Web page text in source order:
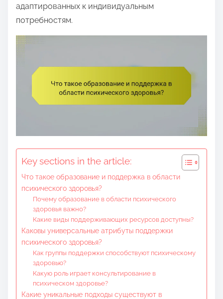
адаптированных к индивидуальным
потребностям.
Key sections in the article:
Что такое образование и поддержка в области
психического здоровья?
Почему образование в области психического
здоровья важно?
Какие виды поддерживающих ресурсов доступны?
Каковы универсальные атрибуты поддержки
психического здоровья?
Как группы поддержки способствуют психическому
здоровью?
Какую роль играет консультирование в
психическом здоровье?
Какие уникальные подходы существуют в